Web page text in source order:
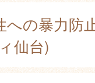
への暴力防
仙台)